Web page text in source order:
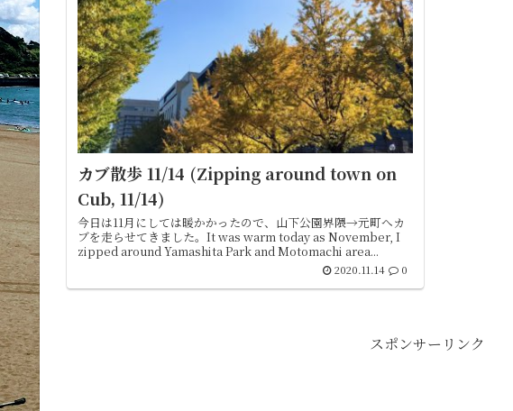
カブ散歩 11/14 (Zipping around town on
Cub, 11/14)
今日は11月にしては暖かかったので、山下公園界隈→元町へカ
ブを走らせてきました。It was warm today as November, I
zipped around Yamashita Park and Motomachi area...
2020.11.14 0
スポンサーリンク